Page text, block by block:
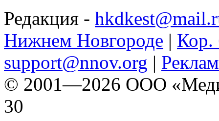
Редакция -
Нижнем Новгороде | Кор.
support@nnov.org |
© 2001—2026 ООО
30